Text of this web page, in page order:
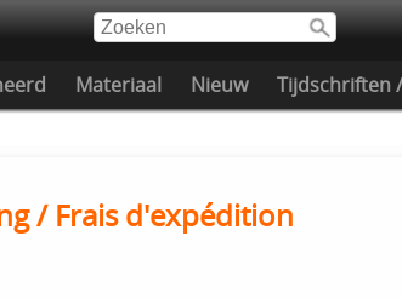
Materiaal Nieuw Tijdschriften
/ Frais d'expédition